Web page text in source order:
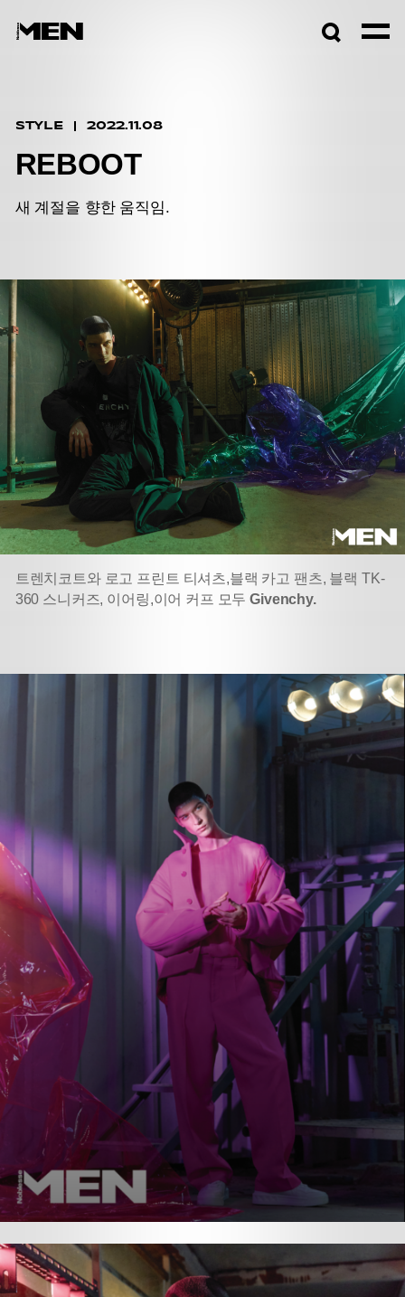
STYLE 2022.11.08
REBOOT
새 계절을 향한 움직임.
트렌치코트와 로고 프린트 티셔츠,블랙 카고 팬츠, 블랙 TK-
360 스니커즈, 이어링,이어 커프 모두Givenchy.